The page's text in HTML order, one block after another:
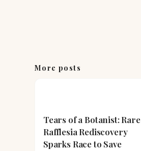
More posts
Tears of a Botanist: Rare
Rafflesia Rediscovery
Sparks Race to Save